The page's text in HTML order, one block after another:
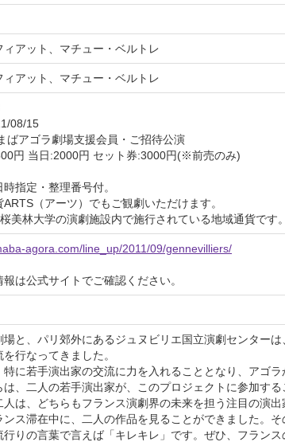
ィアット、マチュー・ベルトレ
ィアット、マチュー・ベルトレ
08/15
ばアゴラ劇場支援会員・ご招待公演
円 当日:2000円 セット券:3000円(※前売のみ)
指定・整理番号付。
ARTS（アーツ）でもご観劇いただけます。
桜美林大学の演劇施設内で施行されている地域通貨です
agora.com/line_up/2011/09/gennevilliers/
は公式サイトでご確認ください。
場と、パリ郊外にあるジュヌビリエ国立演劇センター
行なってきました。
に若手演出家の交流に力を入れることとなり、アゴラ
、二人の若手演出家が、このプロジェクトに参加する
は、どちらもフランス演劇界の未来を担う注目の演出
ンス滞在中に、二人の作品を見ることができました。
行りの言葉で言えば「キレキレ」です。ぜひ、フラン